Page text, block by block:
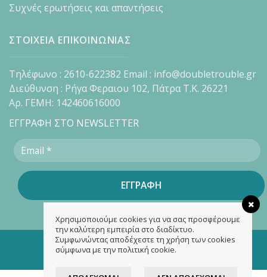
Συχνές ερωτήσεις και απαντήσεις
ΣΤΟΙΧΕΙΑ ΕΠΙΚΟΙΝΩΝΙΑΣ
Τηλέφωνο : 2610-622382 Email : info@doubletrouble.gr
Διεύθυνση : Ρήγα Φεραιου 102, Πάτρα Τ.Κ. 26221
Αρ. ΓΕΜΗ: 142460616000
ΕΓΓΡΑΦΗ ΣΤΟ NEWSLETTER
Copyright 2026 ©doubletrouble.gr
Designed & developed by
Χρησιμοποιούμε cookies για να σας προσφέρουμε
την καλύτερη εμπειρία στο διαδίκτυο.
Συμφωνώντας αποδέχεστε τη χρήση των cookies
σύμφωνα με την πολιτική cookie.